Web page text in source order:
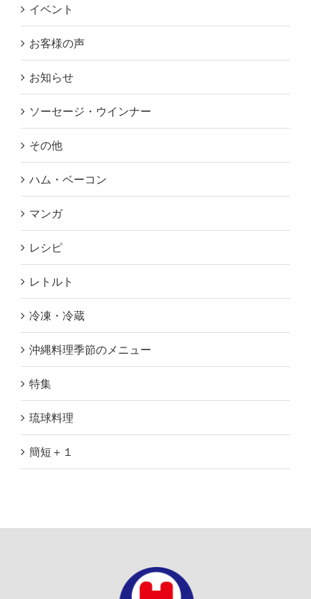
イベント
お客様の声
お知らせ
ソーセージ・ウインナー
その他
ハム・ベーコン
マンガ
レシピ
レトルト
冷凍・冷蔵
沖縄料理季節のメニュー
特集
琉球料理
簡短＋１